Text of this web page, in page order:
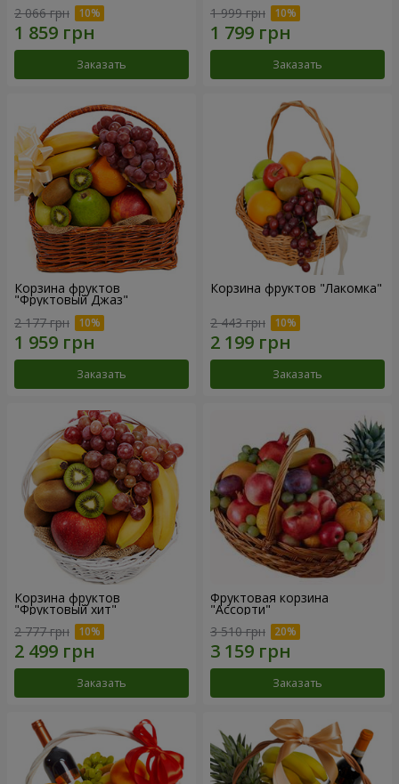
2 066 грн
Заказать
1 999 грн
Заказать
Корзина фруктов
"Фруктовый Джаз"
2 177 грн
Заказать
Корзина фруктов "Лакомка"
2 443 грн
Заказать
Корзина фруктов
"Фруктовый хит"
2 777 грн
Заказать
Фруктовая корзина
"Ассорти"
3 510 грн
Заказать